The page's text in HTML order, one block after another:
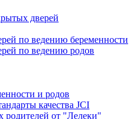
дверей
по ведению беременности
по ведению родов
и родов
качества JCI
родителей от "Лелеки"